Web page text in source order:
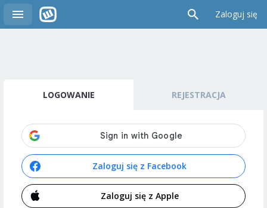
Zaloguj się
LOGOWANIE REJESTRACJA
Zaloguj się z Facebook
Zaloguj się z Apple